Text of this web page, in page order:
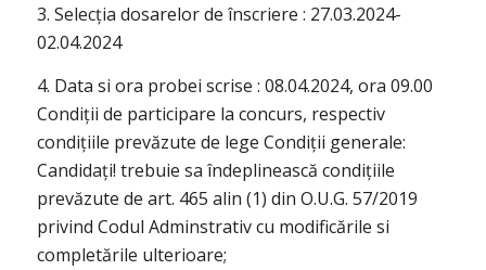
3. Selecția dosarelor de înscriere : 27.03.2024-
02.04.2024
4. Data si ora probei scrise : 08.04.2024, ora 09.00
Condiții de participare la concurs, respectiv
condițiile prevăzute de lege Condiții generale:
Candidați! trebuie sa îndeplinească condițiile
prevăzute de art. 465 alin (1) din O.U.G. 57/2019
privind Codul Adminstrativ cu modificările si
completările ulterioare;